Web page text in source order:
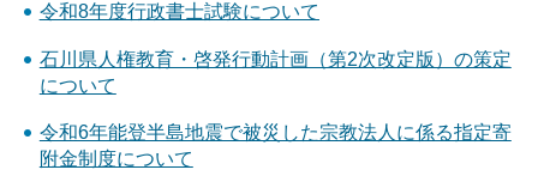
令和8年度行政書士試験について
石川県人権教育・啓発行動計画（第2次改定版）の策定
について
令和6年能登半島地震で被災した宗教法人に係る指定寄
附金制度について